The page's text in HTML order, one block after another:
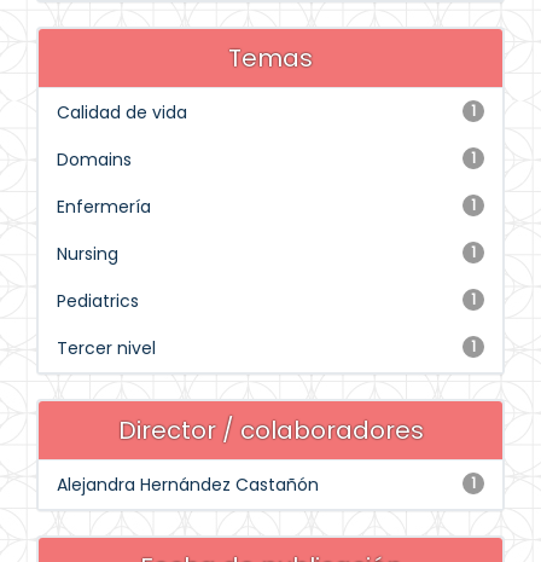
Temas
1
Calidad de vida
1
Domains
1
Enfermería
1
Nursing
1
Pediatrics
1
Tercer nivel
Director / colaboradores
1
Alejandra Hernández Castañón